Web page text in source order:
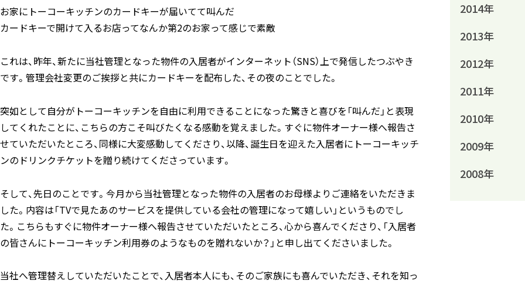
お家にトーコーキッチンのカードキーが届いてて叫んだ
カードキーで開けて入るお店ってなんか第2のお家って感じで素敵
これは、昨年、新たに当社管理となった物件の入居者がインターネット（SNS）上で発信したつぶやき
です。管理会社変更のご挨拶と共にカードキーを配布した、その夜のことでした。
突如として自分がトーコーキッチンを自由に利用できることになった驚きと喜びを「叫んだ」と表現
してくれたことに、こちらの方こそ叫びたくなる感動を覚えました。すぐに物件オーナー様へ報告さ
せていただいたところ、同様に大変感動してくださり、以降、誕生日を迎えた入居者にトーコーキッチ
ンのドリンクチケットを贈り続けてくださっています。
そして、先日のことです。今月から当社管理となった物件の入居者のお母様よりご連絡をいただきま
した。内容は「TVで見たあのサービスを提供している会社の管理になって嬉しい」というものでし
た。こちらもすぐに物件オーナー様へ報告させていただいたところ、心から喜んでくださり、「入居者
の皆さんにトーコーキッチン利用券のようなものを贈れないか？」と申し出てくださいました。
当社へ管理替えしていただいたことで、入居者本人にも、そのご家族にも喜んでいただき、それを知っ
2014年
2013年
2012年
2011年
2010年
2009年
2008年